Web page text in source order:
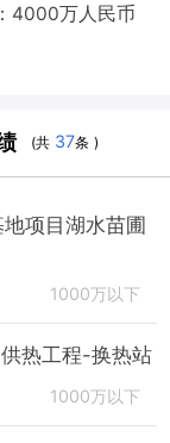
4000万人民币
(共 37条 )
项目湖水苗圃
1000万以下
热工程-换热站
1000万以下